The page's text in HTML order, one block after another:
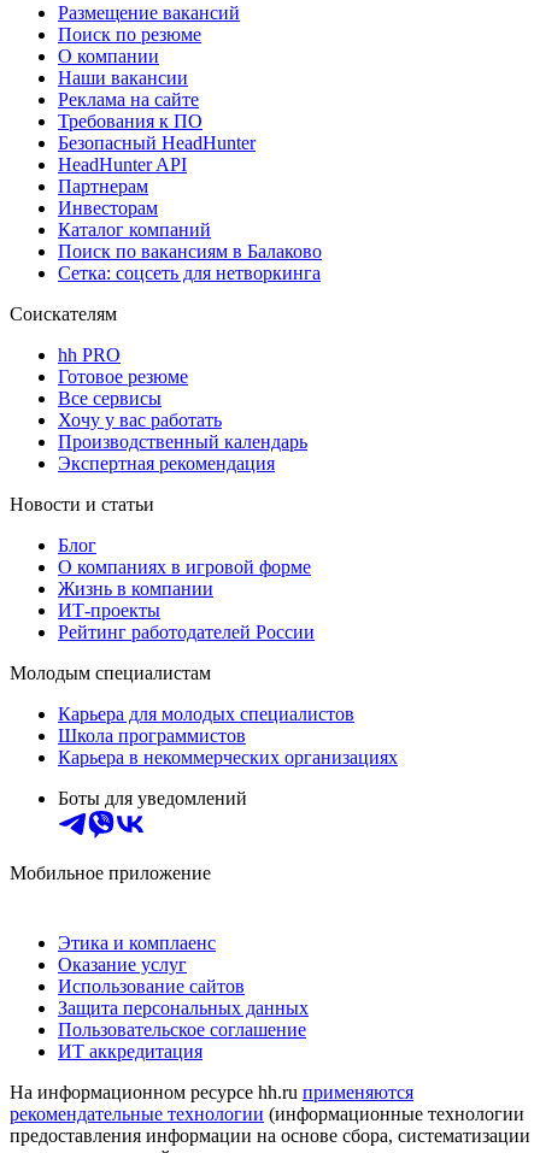
Размещение вакансий
Поиск по резюме
О компании
Наши вакансии
Реклама на сайте
Требования к ПО
Безопасный HeadHunter
HeadHunter API
Партнерам
Инвесторам
Каталог компаний
Поиск по вакансиям в Балаково
Сетка: соцсеть для нетворкинга
Соискателям
hh PRO
Готовое резюме
Все сервисы
Хочу у вас работать
Производственный календарь
Экспертная рекомендация
Новости и статьи
Блог
О компаниях в игровой форме
Жизнь в компании
ИТ-проекты
Рейтинг работодателей России
Молодым специалистам
Карьера для молодых специалистов
Школа программистов
Карьера в некоммерческих организациях
Боты для уведомлений
Мобильное приложение
Этика и комплаенс
Оказание услуг
Использование сайтов
Защита персональных данных
Пользовательское соглашение
ИТ аккредитация
На информационном ресурсе hh.ru применяются
рекомендательные технологии (информационные технологии
предоставления информации на основе сбора, систематизации